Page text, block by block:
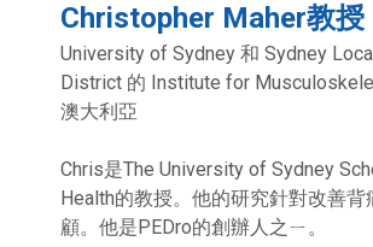
Christopher Maher教授
University of Sydney 和 Sydney
District 的 Institute for
澳大利亞
Chris是The University of Sydney
Health的教授。他的研究針對改善背
顧。他是PEDro的創辦人之ㄧ。